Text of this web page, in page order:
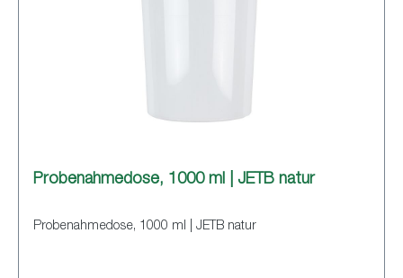
Probenahmedose, 1000 ml | JETB natur
Probenahmedose, 1000 ml | JETB natur